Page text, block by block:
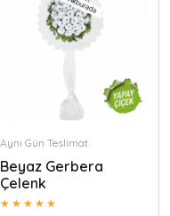
Aynı Gün Teslimat
Beyaz Gerbera
Çelenk